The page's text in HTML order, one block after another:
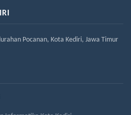
Pocanan, Kota Kediri, Jawa Timur